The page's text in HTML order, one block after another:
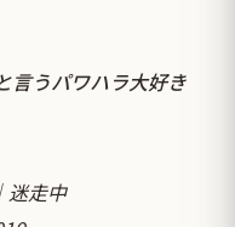
言うパワハラ大好き
迷走中